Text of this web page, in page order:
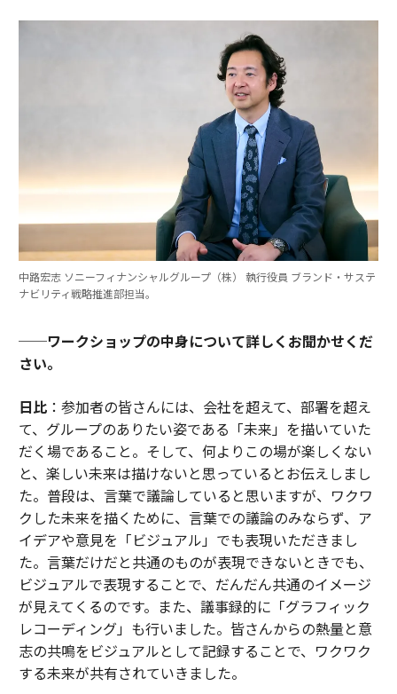
中路宏志 ソニーフィナンシャルグループ（株） 執行役員 ブランド・サステ
ナビリティ戦略推進部担当。
──ワークショップの中身について詳しくお聞かせくだ
さい。
日比：参加者の皆さんには、会社を超えて、部署を超え
て、グループのありたい姿である「未来」を描いていた
だく場であること。そして、何よりこの場が楽しくない
と、楽しい未来は描けないと思っているとお伝えしまし
た。普段は、言葉で議論していると思いますが、ワクワ
クした未来を描くために、言葉での議論のみならず、ア
イデアや意見を「ビジュアル」でも表現いただきまし
た。言葉だけだと共通のものが表現できないときでも、
ビジュアルで表現することで、だんだん共通のイメージ
が見えてくるのです。また、議事録的に「グラフィック
レコーディング」も行いました。皆さんからの熱量と意
志の共鳴をビジュアルとして記録することで、ワクワク
する未来が共有されていきました。